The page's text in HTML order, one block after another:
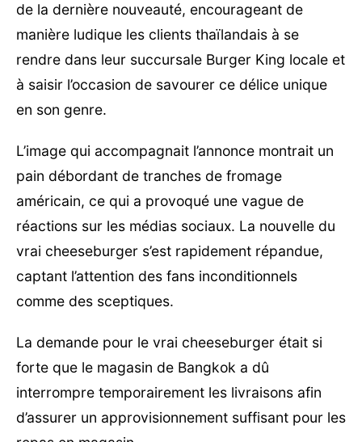
de la dernière nouveauté, encourageant de
manière ludique les clients thaïlandais à se
rendre dans leur succursale Burger King locale et
à saisir l’occasion de savourer ce délice unique
en son genre.
L’image qui accompagnait l’annonce montrait un
pain débordant de tranches de fromage
américain, ce qui a provoqué une vague de
réactions sur les médias sociaux. La nouvelle du
vrai cheeseburger s’est rapidement répandue,
captant l’attention des fans inconditionnels
comme des sceptiques.
La demande pour le vrai cheeseburger était si
forte que le magasin de Bangkok a dû
interrompre temporairement les livraisons afin
d’assurer un approvisionnement suffisant pour les